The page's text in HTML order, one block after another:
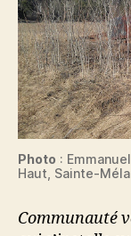
Photo :
Haut, Sainte-
Communauté